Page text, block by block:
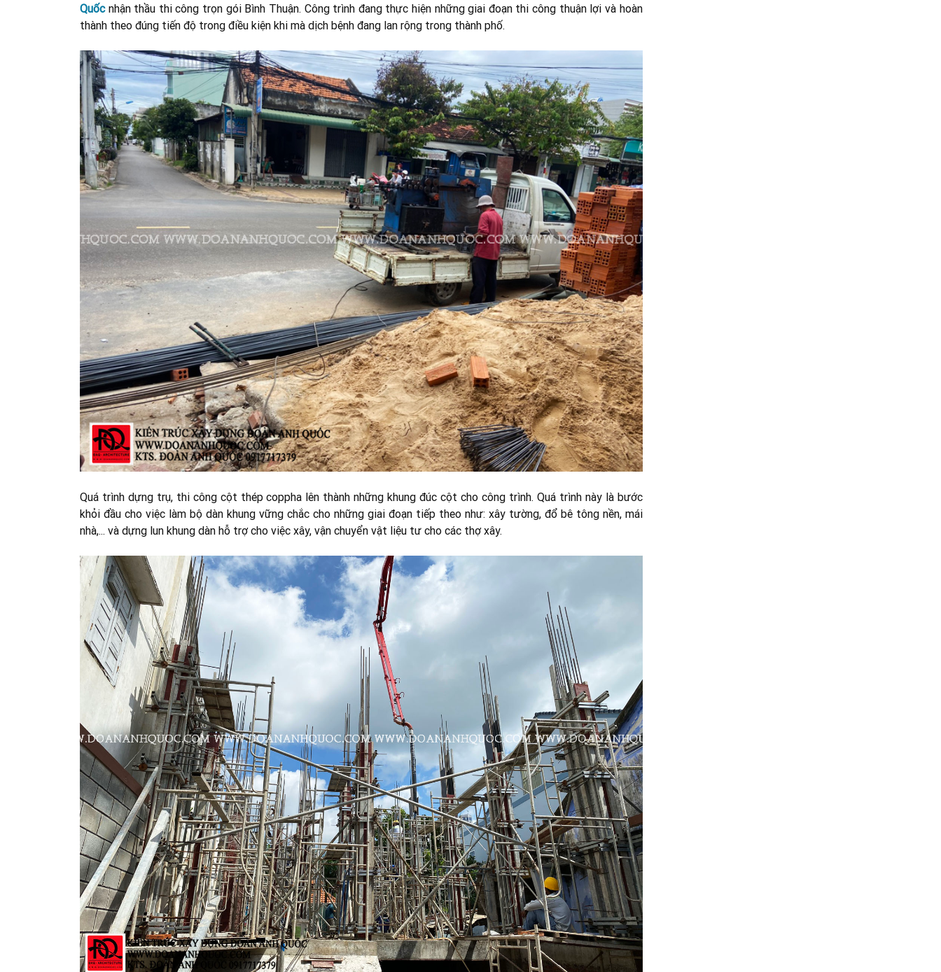
Quốcnhận thầu thi công trọn gói Bình Thuận. Công trình đang thực hiện những giai đoạn thi công thuận lợi và hoàn
thành theo đúng tiến độ trong điều kiện khi mà dịch bệnh đang lan rộng trong thành phố.
Quá trình dựng trụ, thi công cột thép coppha lên thành những khung đúc cột cho công trình. Quá trình này là bước
khỏi đầu cho việc làm bộ dàn khung vững chắc cho những giai đoạn tiếp theo như: xây tường, đổ bê tông nền, mái
nhà,... và dựng lun khung dàn hỗ trợ cho việc xây, vận chuyển vật liệu tư cho các thợ xây.